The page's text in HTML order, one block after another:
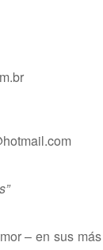
– en sus